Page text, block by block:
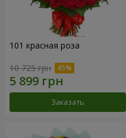
101 красная роза
10 725 грн
Заказать